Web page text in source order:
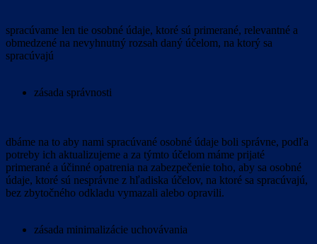
spracúvame len tie osobné údaje, ktoré sú primerané, relevantné a
obmedzené na nevyhnutný rozsah daný účelom, na ktorý sa
spracúvajú
zásada správnosti
dbáme na to aby nami spracúvané osobné údaje boli správne, podľa
potreby ich aktualizujeme a za týmto účelom máme prijaté
primerané a účinné opatrenia na zabezpečenie toho, aby sa osobné
údaje, ktoré sú nesprávne z hľadiska účelov, na ktoré sa spracúvajú,
bez zbytočného odkladu vymazali alebo opravili.
zásada minimalizácie uchovávania